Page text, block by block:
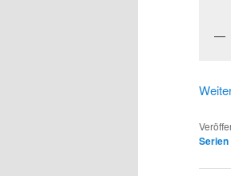
Serien